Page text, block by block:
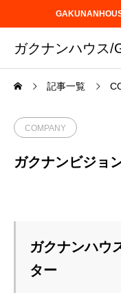
ガクナンハウス/
記事一覧
COMPANY
ガクナンビジョ
ガクナンハウ
ター